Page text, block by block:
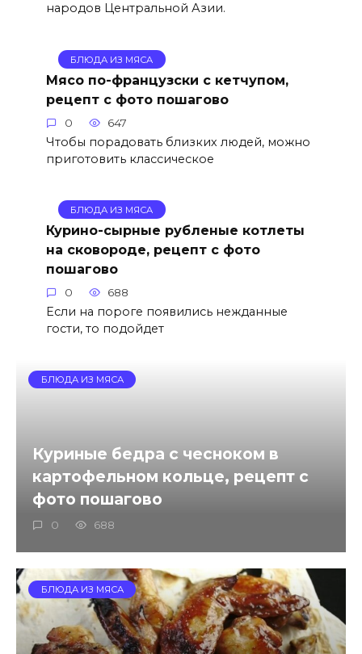
народов Центральной Азии.
БЛЮДА ИЗ МЯСА
Мясо по-французски с кетчупом,
рецепт с фото пошагово
0 647
Чтобы порадовать близких людей, можно
приготовить классическое
БЛЮДА ИЗ МЯСА
Курино-сырные рубленые котлеты
на сковороде, рецепт с фото
пошагово
0 688
Если на пороге появились нежданные
гости, то подойдет
БЛЮДА ИЗ МЯСА
Куриные бедра с чесноком в
картофельном кольце, рецепт с
фото пошагово
0 688
БЛЮДА ИЗ МЯСА